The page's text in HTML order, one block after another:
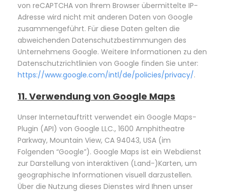
von reCAPTCHA von Ihrem Browser übermittelte IP-
Adresse wird nicht mit anderen Daten von Google
zusammengeführt. Für diese Daten gelten die
abweichenden Datenschutzbestimmungen des
Unternehmens Google. Weitere Informationen zu den
Datenschutzrichtlinien von Google finden Sie unter:
https://www.google.com/intl/de/policies/privacy/.
11. Verwendung von Google Maps
Unser Internetauftritt verwendet ein Google Maps-
Plugin (API) von Google LLC., 1600 Amphitheatre
Parkway, Mountain View, CA 94043, USA (im
Folgenden “Google”). Google Maps ist ein Webdienst
zur Darstellung von interaktiven (Land-)Karten, um
geographische Informationen visuell darzustellen.
Über die Nutzung dieses Dienstes wird Ihnen unser